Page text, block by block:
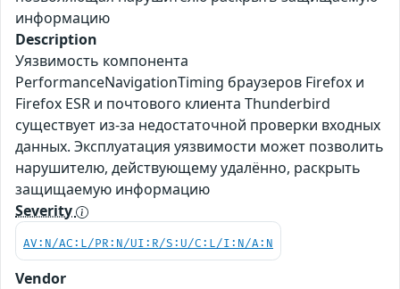
информацию
Description
Уязвимость компонента
PerformanceNavigationTiming браузеров Firefox и
Firefox ESR и почтового клиента Thunderbird
существует из-за недостаточной проверки входных
данных. Эксплуатация уязвимости может позволить
нарушителю, действующему удалённо, раскрыть
защищаемую информацию
Severity
AV:N/AC:L/PR:N/UI:R/S:U/C:L/I:N/A:N
Vendor